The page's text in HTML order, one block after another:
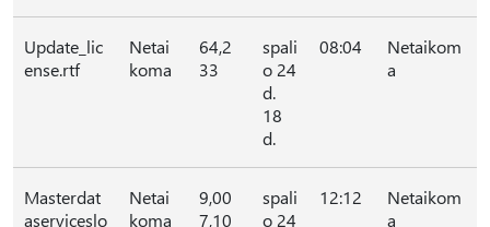
Update_lic
ense.rtf
Netai
koma
64,2
33
spali
o 24
d.
18
d.
08:04
Netaikom
a
Masterdat
aserviceslo
Netai
koma
9,00
7,10
spali
o 24
12:12
Netaikom
a